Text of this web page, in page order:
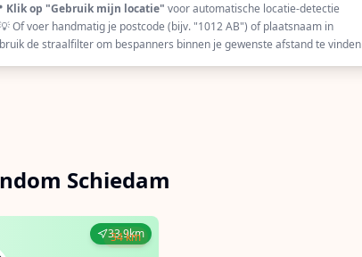
Klik op "Gebruik mijn locatie" voor automatische locatie-detectie
💡 Of voer handmatig je postcode (bijv. "1012 AB") of plaatsnaam in
de straalfilter om bespanners binnen je gewenste afstand te vinden
Schiedam
33.9km
34 km